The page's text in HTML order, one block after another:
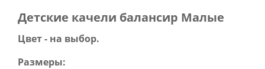
Детские качели балансир Малые
Цвет - на выбор.
Размеры: